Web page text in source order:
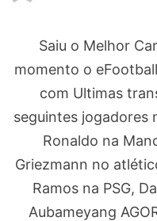
Saiu o Melhor
momento o
com Ultimas
seguintes jogadores
Ronaldo na
Griezmann no
Ramos na PSG,
Aubameyang